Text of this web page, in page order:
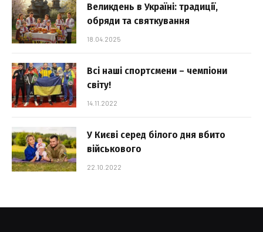
Великдень в Україні: традиції,
обряди та святкування
18.04.2025
Всі наші спортсмени – чемпіони
світу!
14.11.2022
У Києві серед білого дня вбито
військового
22.10.2022